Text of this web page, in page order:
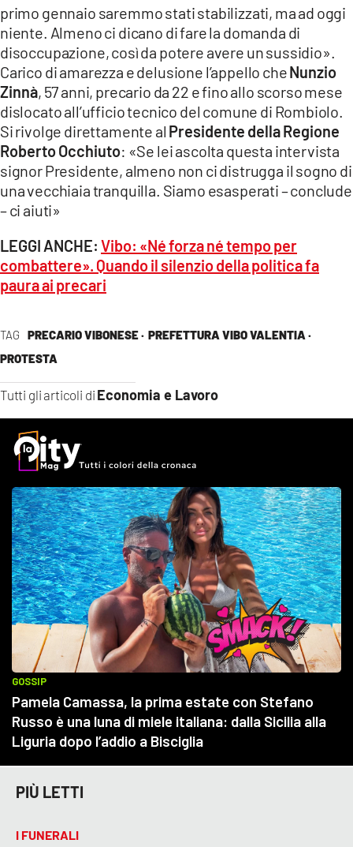
TAG PRECARIO VIBONESE · PREFETTURA VIBO VALENTIA ·
PROTESTA
Tutti gli articoli di Economia e Lavoro
primo gennaio saremmo stati stabilizzati, ma ad oggi
niente. Almeno ci dicano di fare la domanda di
disoccupazione, così da potere avere un sussidio».
Carico di amarezza e delusione l’appello cheNunzio
Zinnà, 57 anni, precario da 22 e fino allo scorso mese
dislocato all’ufficio tecnico del comune di Rombiolo.
Si rivolge direttamente al Presidente della Regione
Roberto Occhiuto: «Se lei ascolta questa intervista
signor Presidente, almeno non ci distrugga il sogno di
una vecchiaia tranquilla. Siamo esasperati – conclude
– ci aiuti»
LEGGI ANCHE: Vibo: «Né forza né tempo per
combattere». Quando il silenzio della politica fa
paura ai precari
PIÙ LETTI
I FUNERALI